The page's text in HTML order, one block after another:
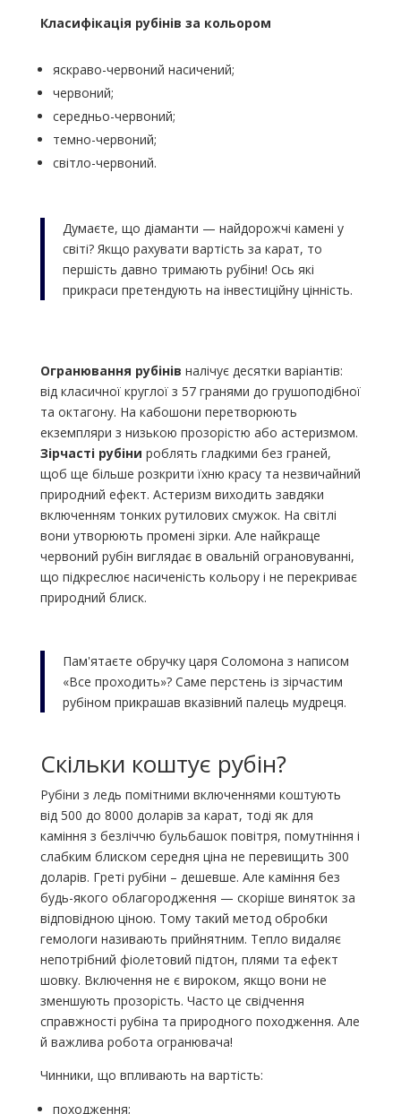
Класифікація рубінів за кольором
яскраво-червоний насичений;
червоний;
середньо-червоний;
темно-червоний;
світло-червоний.
Думаєте, що діаманти — найдорожчі камені у
світі? Якщо рахувати вартість за карат, то
першість давно тримають рубіни! Ось які
прикраси претендують на інвестиційну цінність.
Огранювання рубінів налічує десятки варіантів:
від класичної круглої з 57 гранями до грушоподібної
та октагону. На кабошони перетворюють
екземпляри з низькою прозорістю або астеризмом.
Зірчасті рубіни роблять гладкими без граней,
щоб ще більше розкрити їхню красу та незвичайний
природний ефект. Астеризм виходить завдяки
включенням тонких рутилових смужок. На світлі
вони утворюють промені зірки. Але найкраще
червоний рубін виглядає в овальній ограновуванні,
що підкреслює насиченість кольору і не перекриває
природний блиск.
Пам'ятаєте обручку царя Соломона з написом
«Все проходить»? Саме перстень із зірчастим
рубіном прикрашав вказівний палець мудреця.
Скільки коштує рубін?
Рубіни з ледь помітними включеннями коштують
від 500 до 8000 доларів за карат, тоді як для
каміння з безліччю бульбашок повітря, помутніння і
слабким блиском середня ціна не перевищить 300
доларів. Греті рубіни – дешевше. Але каміння без
будь-якого облагородження — скоріше виняток за
відповідною ціною. Тому такий метод обробки
гемологи називають прийнятним. Тепло видаляє
непотрібний фіолетовий підтон, плями та ефект
шовку. Включення не є вироком, якщо вони не
зменшують прозорість. Часто це свідчення
справжності рубіна та природного походження. Але
й важлива робота огранювача!
Чинники, що впливають на вартість:
походження;